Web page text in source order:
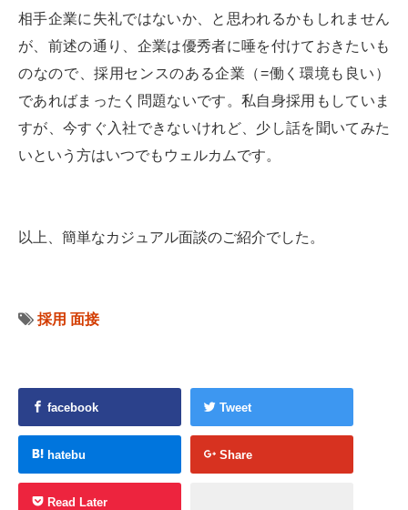
相手企業に失礼ではないか、と思われるかもしれません
が、前述の通り、企業は優秀者に唾を付けておきたいも
のなので、採用センスのある企業（=働く環境も良い）
であればまったく問題ないです。私自身採用もしていま
すが、今すぐ入社できないけれど、少し話を聞いてみた
いという方はいつでもウェルカムです。
以上、簡単なカジュアル面談のご紹介でした。
採用 面接
facebook Tweet
hatebu Share
Read Later